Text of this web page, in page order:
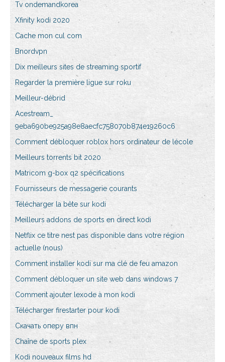
Tv ondemandkorea
Xfinity kodi 2020
Cache mon cul com
Bnordvpn
Dix meilleurs sites de streaming sportif
Regarder la première ligue sur roku
Meilleur-débrid
Acestream_
9eba690be925a98e8aecfc758070b874e19260c6
Comment débloquer roblox hors ordinateur de lécole
Meilleurs torrents bit 2020
Matricom g-box q2 spécifications
Fournisseurs de messagerie courants
Télécharger la bête sur kodi
Meilleurs addons de sports en direct kodi
Netflix ce titre nest pas disponible dans votre région
actuelle (nous)
Comment installer kodi sur ma clé de feu amazon
Comment débloquer un site web dans windows 7
Comment ajouter lexode à mon kodi
Télécharger firestarter pour kodi
Скачать оперу впн
Chaîne de sports plex
Kodi nouveaux films hd